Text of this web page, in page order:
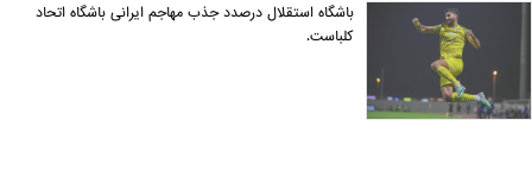
باشگاه استقلال درصدد جذب مهاجم ایرانی باشگاه اتحاد
کلباست.